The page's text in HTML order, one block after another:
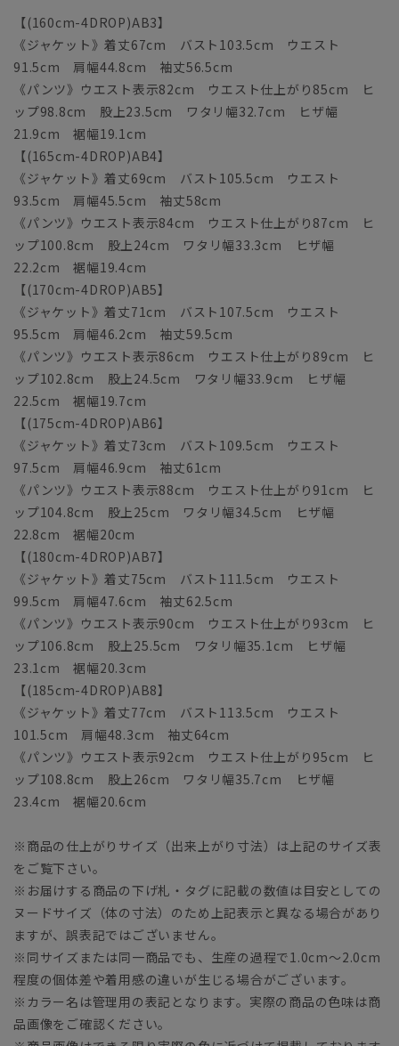
【(160cm-4DROP)AB3】
《ジャケット》着丈67cm バスト103.5cm ウエスト
91.5cm 肩幅44.8cm 袖丈56.5cm
《パンツ》ウエスト表示82cm ウエスト仕上がり85cm ヒ
ップ98.8cm 股上23.5cm ワタリ幅32.7cm ヒザ幅
21.9cm 裾幅19.1cm
【(165cm-4DROP)AB4】
《ジャケット》着丈69cm バスト105.5cm ウエスト
93.5cm 肩幅45.5cm 袖丈58cm
《パンツ》ウエスト表示84cm ウエスト仕上がり87cm ヒ
ップ100.8cm 股上24cm ワタリ幅33.3cm ヒザ幅
22.2cm 裾幅19.4cm
【(170cm-4DROP)AB5】
《ジャケット》着丈71cm バスト107.5cm ウエスト
95.5cm 肩幅46.2cm 袖丈59.5cm
《パンツ》ウエスト表示86cm ウエスト仕上がり89cm ヒ
ップ102.8cm 股上24.5cm ワタリ幅33.9cm ヒザ幅
22.5cm 裾幅19.7cm
【(175cm-4DROP)AB6】
《ジャケット》着丈73cm バスト109.5cm ウエスト
97.5cm 肩幅46.9cm 袖丈61cm
《パンツ》ウエスト表示88cm ウエスト仕上がり91cm ヒ
ップ104.8cm 股上25cm ワタリ幅34.5cm ヒザ幅
22.8cm 裾幅20cm
【(180cm-4DROP)AB7】
《ジャケット》着丈75cm バスト111.5cm ウエスト
99.5cm 肩幅47.6cm 袖丈62.5cm
《パンツ》ウエスト表示90cm ウエスト仕上がり93cm ヒ
ップ106.8cm 股上25.5cm ワタリ幅35.1cm ヒザ幅
23.1cm 裾幅20.3cm
【(185cm-4DROP)AB8】
《ジャケット》着丈77cm バスト113.5cm ウエスト
101.5cm 肩幅48.3cm 袖丈64cm
《パンツ》ウエスト表示92cm ウエスト仕上がり95cm ヒ
ップ108.8cm 股上26cm ワタリ幅35.7cm ヒザ幅
23.4cm 裾幅20.6cm
※商品の仕上がりサイズ（出来上がり寸法）は上記のサイズ表
をご覧下さい。
※お届けする商品の下げ札・タグに記載の数値は目安としての
ヌードサイズ（体の寸法）のため上記表示と異なる場合があり
ますが、誤表記ではございません。
※同サイズまたは同一商品でも、生産の過程で1.0cm～2.0cm
程度の個体差や着用感の違いが生じる場合がございます。
※カラー名は管理用の表記となります。実際の商品の色味は商
品画像をご確認ください。